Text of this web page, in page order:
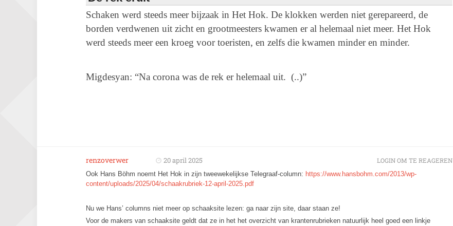
Schaken werd steeds meer bijzaak in Het Hok. De klokken werden niet gerepareerd, de
borden verdwenen uit zicht en grootmeesters kwamen er al helemaal niet meer. Het Hok
werd steeds meer een kroeg voor toeristen, en zelfs die kwamen minder en minder.
Migdesyan: “Na corona was de rek er helemaal uit. (..)”
renzoverwer 20 april 2025
Ook Hans Böhm noemt Het Hok in zijn tweewekelijkse Telegraaf-column: https://www.hansbohm.com/2013/wp-
content/uploads/2025/04/schaakrubriek-12-april-2025.pdf
Nu we Hans’ columns niet meer op schaaksite lezen: ga naar zijn site, daar staan ze!
Voor de makers van schaaksite geldt dat ze in het het overzicht van krantenrubrieken natuurlijk heel goed een linkje
LOGIN OM TE REAGEREN